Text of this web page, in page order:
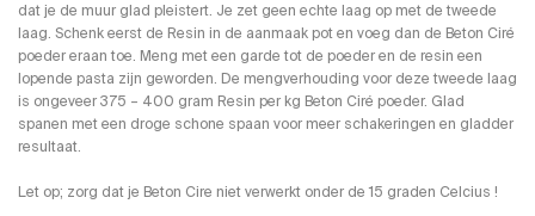
dat je de muur glad pleistert. Je zet geen echte laag op met de tweede
laag. Schenk eerst de Resin in de aanmaak pot en voeg dan de Beton Ciré
poeder eraan toe. Meng met een garde tot de poeder en de resin een
lopende pasta zijn geworden. De mengverhouding voor deze tweede laag
is ongeveer 375 – 400 gram Resin per kg Beton Ciré poeder. Glad
spanen met een droge schone spaan voor meer schakeringen en gladder
resultaat.
Let op; zorg dat je Beton Cire niet verwerkt onder de 15 graden Celcius !